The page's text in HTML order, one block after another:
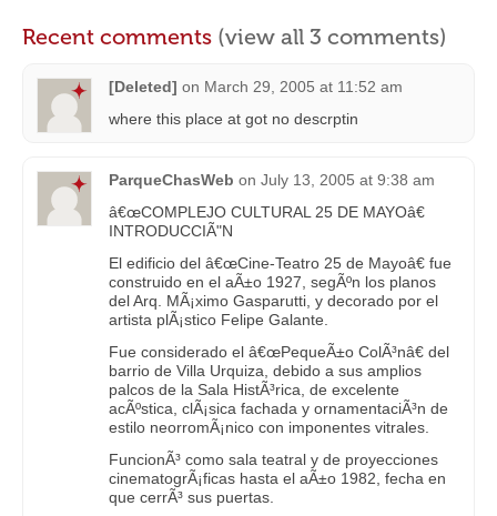
Recent comments (view all 3 comments)
[Deleted] on March 29, 2005 at 11:52 am
where this place at got no descrptin
ParqueChasWeb on July 13, 2005 at 9:38 am
â€œCOMPLEJO CULTURAL 25 DE MAYOâ€
INTRODUCCIÃ"N
El edificio del â€œCine-Teatro 25 de Mayoâ€ fue
construido en el aÃ±o 1927, segÃºn los planos
del Arq. MÃ¡ximo Gasparutti, y decorado por el
artista plÃ¡stico Felipe Galante.
Fue considerado el â€œPequeÃ±o ColÃ³nâ€ del
barrio de Villa Urquiza, debido a sus amplios
palcos de la Sala HistÃ³rica, de excelente
acÃºstica, clÃ¡sica fachada y ornamentaciÃ³n de
estilo neorromÃ¡nico con imponentes vitrales.
FuncionÃ³ como sala teatral y de proyecciones
cinematogrÃ¡ficas hasta el aÃ±o 1982, fecha en
que cerrÃ³ sus puertas.